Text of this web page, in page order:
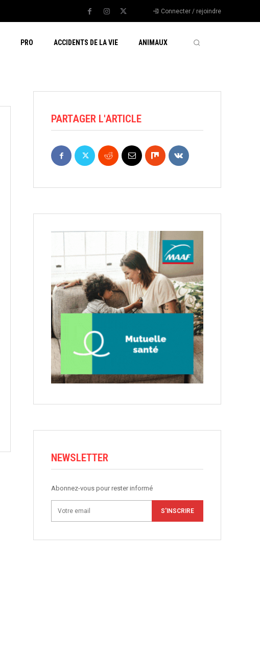
Connecter / rejoindre
PRO ACCIDENTS DE LA VIE ANIMAUX
PARTAGER L'ARTICLE
NEWSLETTER
Abonnez-vous pour rester informé
S'INSCRIRE